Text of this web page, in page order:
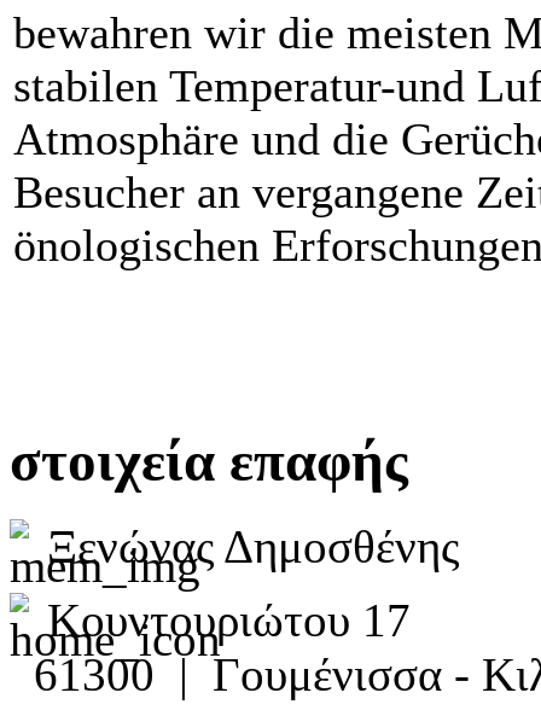
bewahren wir die meisten
stabilen Temperatur-und
Atmosphäre und die
Besucher an vergangene
önologischen
στοιχεία επαφής
Ξενώνας Δημοσθένης
Κουντουριώτου 17
61300 | Γουμένισσα -